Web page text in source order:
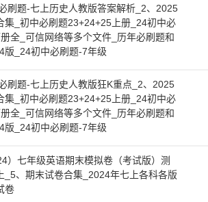
刷题-七上历史人教版答案解析_2、2025
集_初中必刷题23+24+25上册_24初中必
全_可信网络等多个文件_历年必刷题和
版_24初中必刷题-7年级
刷题-七上历史人教版狂K重点_2、2025
集_初中必刷题23+24+25上册_24初中必
全_可信网络等多个文件_历年必刷题和
版_24初中必刷题-7年级
）七年级英语期末模拟卷（考试版）测
_5、期末试卷合集_2024年七上各科各版
卷